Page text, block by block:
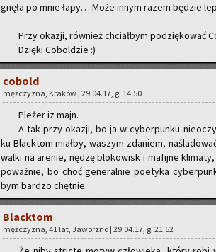
gnę­ła po mnie łapy… Może innym razem bę­dzie
Przy oka­zji, rów­nież chciał­bym po­dzię­ko­wać
Dzię­ki Co­bol­dzie :)
co­bold
męż­czy­zna, Kra­ków | 29.04.17, g. 14:50
Ple­żer iz majn.
A tak przy oka­zji, bo ja w cy­ber­pun­ku
ku Black­tom miał­by, wa­szym zda­niem,
walki na are­nie, nędzę blo­ko­wisk i ma­fij­ne
po­waż­nie, bo choć ge­ne­ral­nie po­ety­ka
bym bar­dzo chęt­nie.
Black­tom
męż­czy­zna, 41 lat, Ja­worz­no | 29.04.17, g. 21:52